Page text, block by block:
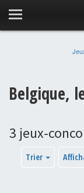
Belgique,
3 jeux-
Trier